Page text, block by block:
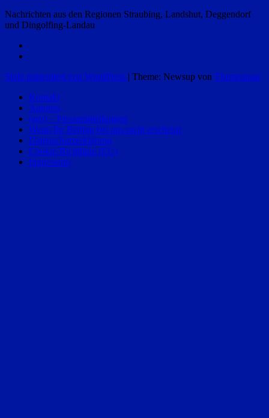
Nachrichten aus den Regionen Straubing, Landshut, Deggendorf
und Dingolfing-Landau
Stolz präsentiert von WordPress | Theme: Newsup von Themeansar
Kontakt
Autoren
(pm) – Pressemitteilungen
Wenn Ihr Beitrag bei uns nicht erscheint
Datenschutzerklärung
Cookie-Richtlinie (EU)
Impressum